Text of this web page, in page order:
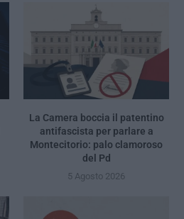
La Camera boccia il patentino
antifascista per parlare a
Montecitorio: palo clamoroso
del Pd
5 Agosto 2026